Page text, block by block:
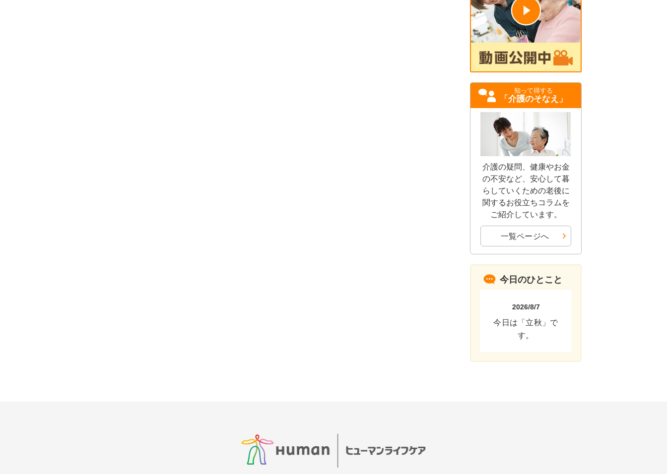
知って得する
「介護のそなえ」
介護の疑問、健康やお金
の不安など、安心して暮
らしていくための老後に
関するお役立ちコラムを
ご紹介しています。
一覧ページへ
今日のひとこと
2026/8/7
今日は「立秋」で
す。